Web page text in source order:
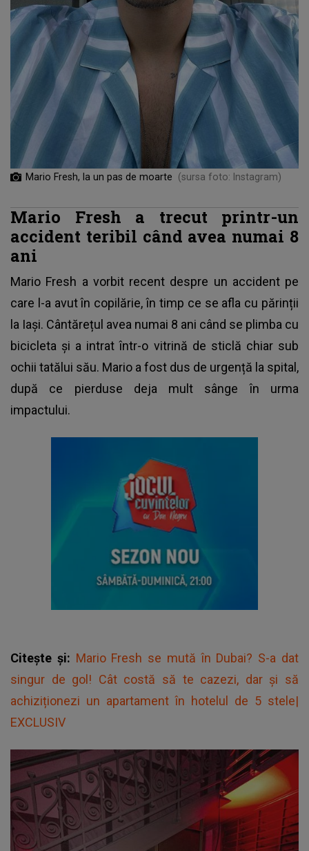
Mario Fresh, la un pas de moarte (sursa foto: Instagram)
Mario Fresh a trecut printr-un
accident teribil când avea numai 8
ani
Mario Fresh a vorbit recent despre un accident pe
care l-a avut în copilărie, în timp ce se afla cu părinții
la Iași. Cântărețul avea numai 8 ani când se plimba cu
bicicleta și a intrat într-o vitrină de sticlă chiar sub
ochii tatălui său. Mario a fost dus de urgență la spital,
după ce pierduse deja mult sânge în urma
impactului.
Citește și: Mario Fresh se mută în Dubai? S-a dat
singur de gol! Cât costă să te cazezi, dar și să
achiziționezi un apartament în hotelul de 5 stele|
EXCLUSIV